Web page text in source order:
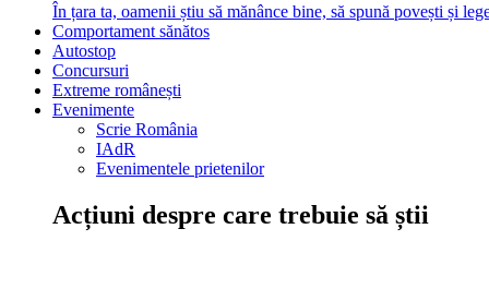
În țara ta, oamenii știu să mănânce bine, să spună povești și
Comportament sănătos
Autostop
Concursuri
Extreme românești
Evenimente
Scrie România
IAdR
Evenimentele prietenilor
Acțiuni despre care trebuie să știi